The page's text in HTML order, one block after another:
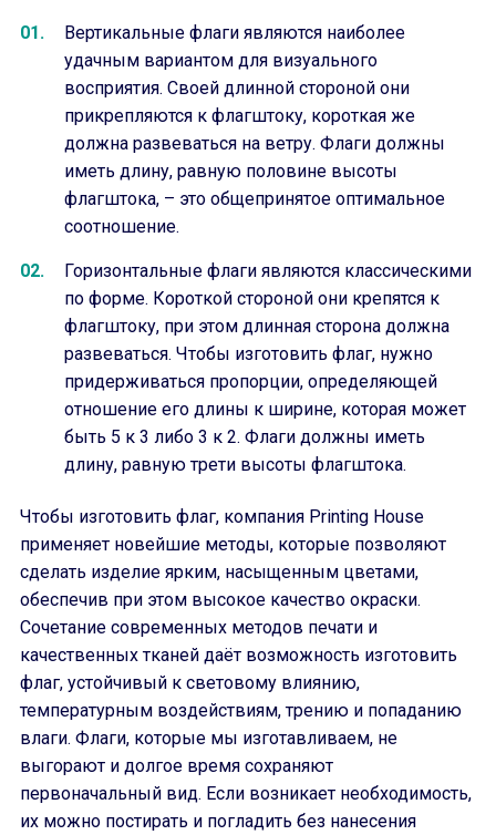
Вертикальные флаги являются наиболее
удачным вариантом для визуального
восприятия. Своей длинной стороной они
прикрепляются к флагштоку, короткая же
должна развеваться на ветру. Флаги должны
иметь длину, равную половине высоты
флагштока, – это общепринятое оптимальное
соотношение.
Горизонтальные флаги являются классическими
по форме. Короткой стороной они крепятся к
флагштоку, при этом длинная сторона должна
развеваться. Чтобы изготовить флаг, нужно
придерживаться пропорции, определяющей
отношение его длины к ширине, которая может
быть 5 к 3 либо 3 к 2. Флаги должны иметь
длину, равную трети высоты флагштока.
Чтобы изготовить флаг, компания Printing House
применяет новейшие методы, которые позволяют
сделать изделие ярким, насыщенным цветами,
обеспечив при этом высокое качество окраски.
Сочетание современных методов печати и
качественных тканей даёт возможность изготовить
флаг, устойчивый к световому влиянию,
температурным воздействиям, трению и попаданию
влаги. Флаги, которые мы изготавливаем, не
выгорают и долгое время сохраняют
первоначальный вид. Если возникает необходимость,
их можно постирать и погладить без нанесения